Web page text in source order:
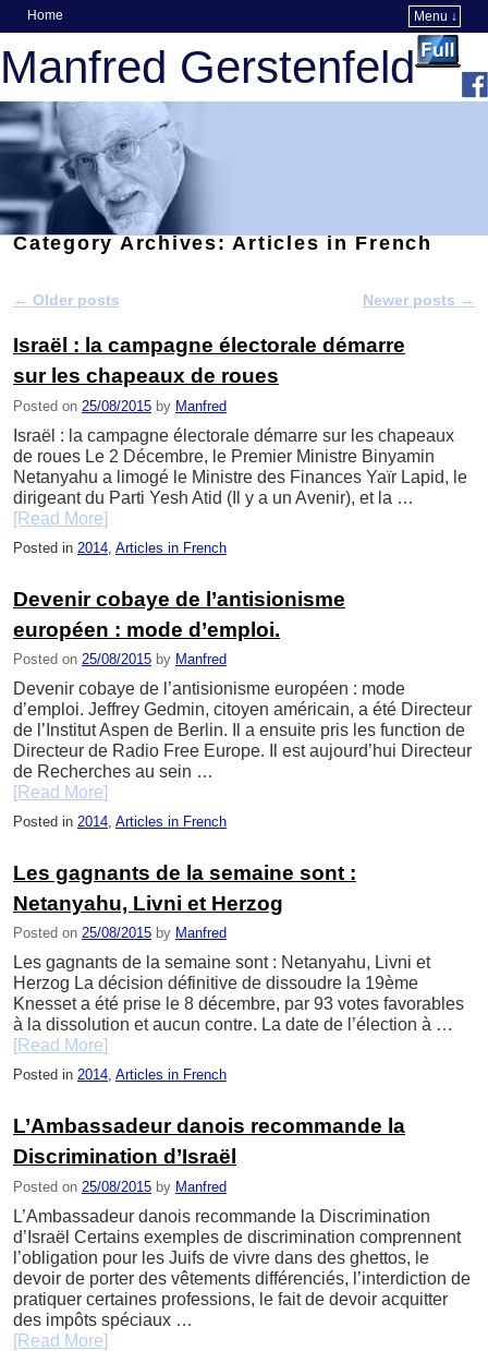
Home
Menu ↓
Manfred Gerstenfeld
Category Archives:Articles in French
Post navigation
← Older posts Newer posts →
Israël : la campagne électorale démarre
sur les chapeaux de roues
Posted on 25/08/2015 by Manfred
Israël : la campagne électorale démarre sur les chapeaux
de roues Le 2 Décembre, le Premier Ministre Binyamin
Netanyahu a limogé le Ministre des Finances Yaïr Lapid, le
dirigeant du Parti Yesh Atid (Il y a un Avenir), et la …
[Read More]
Posted in 2014 Articles in French
Devenir cobaye de l’antisionisme
européen : mode d’emploi.
Posted on 25/08/2015 by Manfred
Devenir cobaye de l’antisionisme européen : mode
d’emploi. Jeffrey Gedmin, citoyen américain, a été Directeur
de l’Institut Aspen de Berlin. Il a ensuite pris les function de
Directeur de Radio Free Europe. Il est aujourd’hui Directeur
de Recherches au sein …
[Read More]
Posted in 2014 Articles in French
Les gagnants de la semaine sont :
Netanyahu, Livni et Herzog
Posted on 25/08/2015 by Manfred
Les gagnants de la semaine sont : Netanyahu, Livni et
Herzog La décision définitive de dissoudre la 19ème
Knesset a été prise le 8 décembre, par 93 votes favorables
à la dissolution et aucun contre. La date de l’élection à …
[Read More]
Posted in 2014, Articles in French
L’Ambassadeur danois recommande la
Discrimination d’Israël
Posted on 25/08/2015 by Manfred
L’Ambassadeur danois recommande la Discrimination
d’Israël Certains exemples de discrimination comprennent
l’obligation pour les Juifs de vivre dans des ghettos, le
devoir de porter des vêtements différenciés, l’interdiction de
pratiquer certaines professions, le fait de devoir acquitter
des impôts spéciaux …
[Read More]